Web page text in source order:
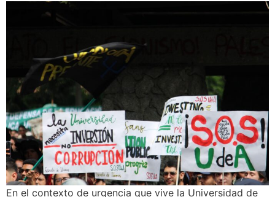
En el contexto de urgencia que vive la Universidad de